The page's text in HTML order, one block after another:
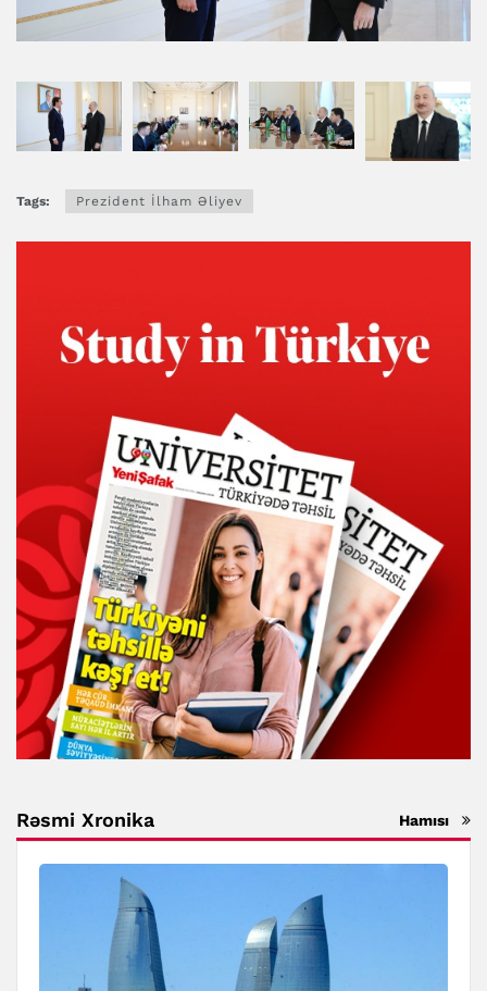
Tags: Prezident İlham Əliyev
Rəsmi Xronika Hamısı